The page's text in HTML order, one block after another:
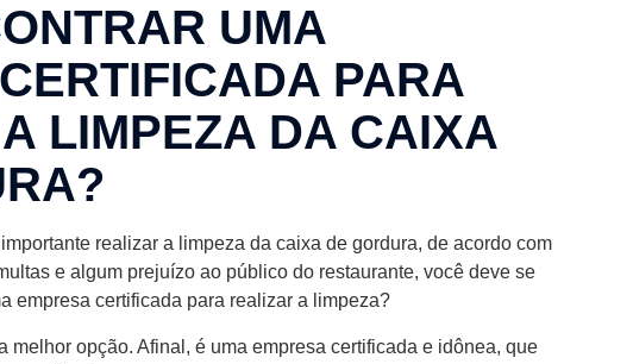
UMA
PARA
LIMPEZA DA CAIXA
realizar a limpeza da caixa de gordura, de acordo com
e algum prejuízo ao público do restaurante, você deve se
empresa certificada para realizar a limpeza?
melhor opção. Afinal, é uma empresa certificada e idônea, que